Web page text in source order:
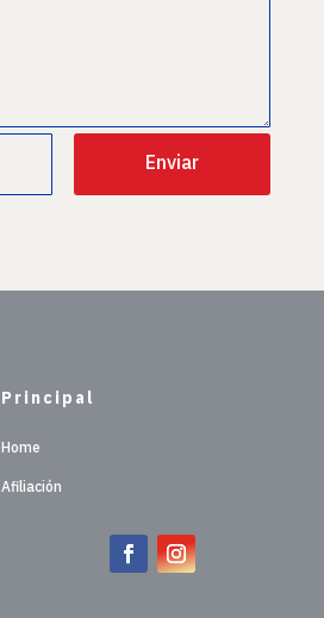
Enviar
Principal
Home
Afiliación